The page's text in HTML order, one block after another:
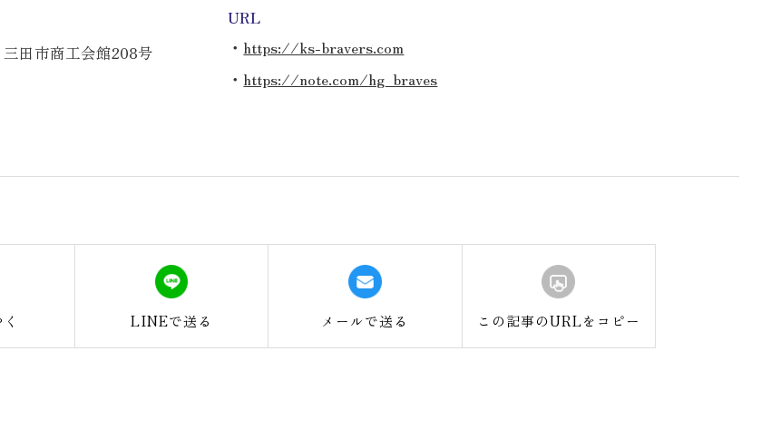
田市商工会館208号
URL
・ https://ks-bravers.com
・ https://note.com/hg_braves
LINEで送る メールで送る この記事のURLをコピー